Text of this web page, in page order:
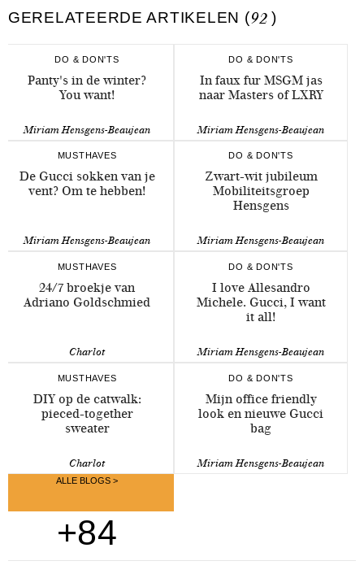
GERELATEERDE ARTIKELEN (92 )
DO & DON'TS
Panty's in de winter?
You want!
Miriam Hensgens-Beaujean
DO & DON'TS
In faux fur MSGM jas
naar Masters of LXRY
Miriam Hensgens-Beaujean
MUSTHAVES
De Gucci sokken van je
vent? Om te hebben!
Miriam Hensgens-Beaujean
DO & DON'TS
Zwart-wit jubileum
Mobiliteitsgroep
Hensgens
Miriam Hensgens-Beaujean
MUSTHAVES
24/7 broekje van
Adriano Goldschmied
Charlot
DO & DON'TS
I love Allesandro
Michele. Gucci, I want
it all!
Miriam Hensgens-Beaujean
MUSTHAVES
DIY op de catwalk:
pieced-together
sweater
Charlot
DO & DON'TS
Mijn office friendly
look en nieuwe Gucci
bag
Miriam Hensgens-Beaujean
+84
ALLE BLOGS >